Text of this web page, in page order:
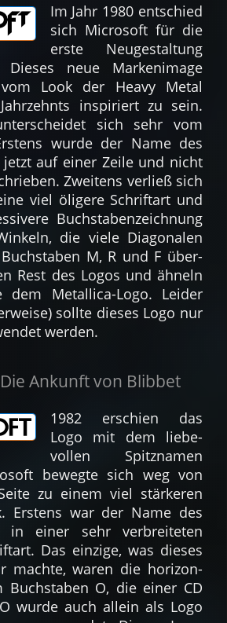
Im Jahr 1980 ent­schied
sich Micro­soft für die
erste Neu­ge­stal­tung
Dieses neue Mar­ken­image
Look der Heavy Metal
inspi­riert zu sein.
sich sehr vom
wurde der Name des
auf einer Zeile und nicht
Zwei­tens ver­ließ sich
viel öli­gere Schrif­tart und
Buch­staben­zeich­nung
die viele Dia­go­nalen
M, R und F über­
Rest des Logos und ähneln
dem Metal­lica-Logo. Leider
sollte dieses Logo nur
werden.
An­kunft von Blibbet
1982 er­schien das
Logo mit dem liebe­
vollen Spitz­namen
be­weg­te sich weg von
zu einem viel stär­keren
Erstens war der Name des
in einer sehr ver­breiteten
Das ein­zige, was dieses
machte, waren die hori­zon­
O, die einer CD
wurde auch allein als Logo